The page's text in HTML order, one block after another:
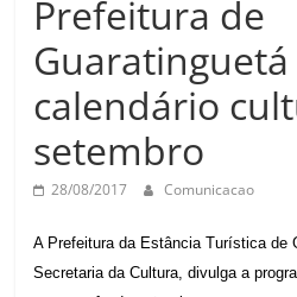
Prefeitura
Estância
Turística
Guaratinguetá
Prefeitura de
calendário
setembro
28/08/2017 Comunicacao
A Prefeitura da Estância Turística de
Secretaria da Cultura, divulga a